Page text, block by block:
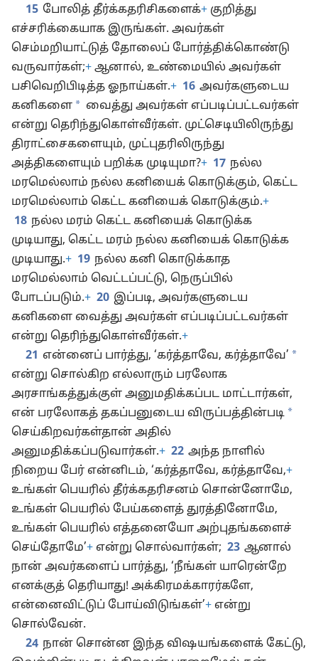
15 போலித் தீர்க்கதரிசிகளைக்+ குறித்து
எச்சரிக்கையாக இருங்கள். அவர்கள்
செம்மறியாட்டுத் தோலைப் போர்த்திக்கொண்டு
வருவார்கள்;+ ஆனால், உண்மையில் அவர்கள்
பசிவெறிபிடித்த ஓநாய்கள்.+ 16 அவர்களுடைய
கனிகளை * வைத்து அவர்கள் எப்படிப்பட்டவர்கள்
என்று தெரிந்துகொள்வீர்கள். முட்செடியிலிருந்து
திராட்சைகளையும், முட்புதரிலிருந்து
அத்திகளையும் பறிக்க முடியுமா?+ 17 நல்ல
மரமெல்லாம் நல்ல கனியைக் கொடுக்கும், கெட்ட
மரமெல்லாம் கெட்ட கனியைக் கொடுக்கும்.+
18 நல்ல மரம் கெட்ட கனியைக் கொடுக்க
முடியாது, கெட்ட மரம் நல்ல கனியைக் கொடுக்க
முடியாது.+ 19 நல்ல கனி கொடுக்காத
மரமெல்லாம் வெட்டப்பட்டு, நெருப்பில்
போடப்படும்.+ 20 இப்படி, அவர்களுடைய
கனிகளை வைத்து அவர்கள் எப்படிப்பட்டவர்கள்
என்று தெரிந்துகொள்வீர்கள்.+
21 என்னைப் பார்த்து, ‘கர்த்தாவே, கர்த்தாவே’ *
என்று சொல்கிற எல்லாரும் பரலோக
அரசாங்கத்துக்குள் அனுமதிக்கப்பட மாட்டார்கள்,
என் பரலோகத் தகப்பனுடைய விருப்பத்தின்படி *
செய்கிறவர்கள்தான் அதில்
அனுமதிக்கப்படுவார்கள்.+ 22 அந்த நாளில்
நிறைய பேர் என்னிடம், ‘கர்த்தாவே, கர்த்தாவே,+
உங்கள் பெயரில் தீர்க்கதரிசனம் சொன்னோமே,
உங்கள் பெயரில் பேய்களைத் துரத்தினோமே,
உங்கள் பெயரில் எத்தனையோ அற்புதங்களைச்
செய்தோமே’+ என்று சொல்வார்கள்; 23 ஆனால்
நான் அவர்களைப் பார்த்து, ‘நீங்கள் யாரென்றே
எனக்குத் தெரியாது! அக்கிரமக்காரர்களே,
என்னைவிட்டுப் போய்விடுங்கள்’+ என்று
சொல்வேன்.
24 நான் சொன்ன இந்த விஷயங்களைக் கேட்டு,